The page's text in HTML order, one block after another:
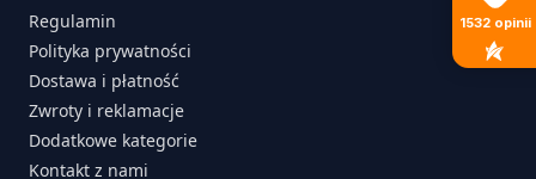
Regulamin
Polityka prywatności
Dostawa i płatność
Zwroty i reklamacje
Dodatkowe kategorie
Kontakt z nami
1532 opinii